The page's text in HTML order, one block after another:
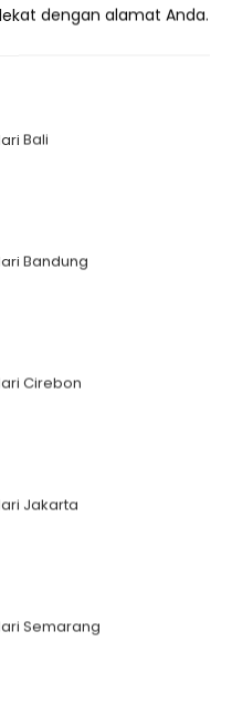
dengan alamat Anda.
Bali
Bandung
Cirebon
Jakarta
Semarang